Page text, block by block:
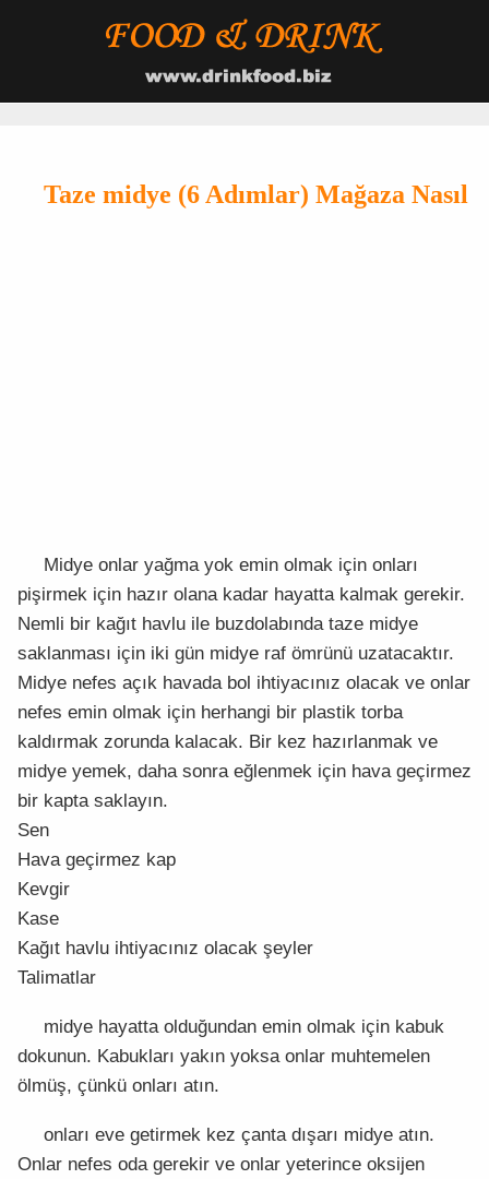
Taze midye (6 Adımlar) Mağaza Nasıl
Midye onlar yağma yok emin olmak için onları
pişirmek için hazır olana kadar hayatta kalmak gerekir.
Nemli bir kağıt havlu ile buzdolabında taze midye
saklanması için iki gün midye raf ömrünü uzatacaktır.
Midye nefes açık havada bol ihtiyacınız olacak ve onlar
nefes emin olmak için herhangi bir plastik torba
kaldırmak zorunda kalacak. Bir kez hazırlanmak ve
midye yemek, daha sonra eğlenmek için hava geçirmez
bir kapta saklayın.
Sen
Hava geçirmez kap
Kevgir
Kase
Kağıt havlu ihtiyacınız olacak şeyler
Talimatlar
midye hayatta olduğundan emin olmak için kabuk
dokunun. Kabukları yakın yoksa onlar muhtemelen
ölmüş, çünkü onları atın.
onları eve getirmek kez çanta dışarı midye atın.
Onlar nefes oda gerekir ve onlar yeterince oksijen